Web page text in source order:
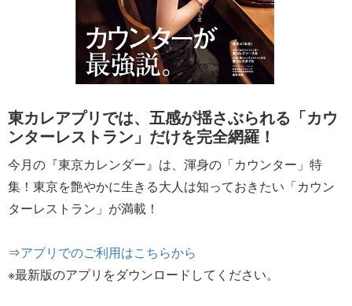
東カレアプリでは、五感が揺さぶられる「カウ
ンターレストラン」だけを完全網羅！
今月の『東京カレンダー』は、渾身の「カウンター」特
集！東京を艶やかに生きる大人は知っておきたい「カウン
ターレストラン」が満載！
⇒アプリでのご利用はこちらから
※最新版のアプリをダウンロードしてください。